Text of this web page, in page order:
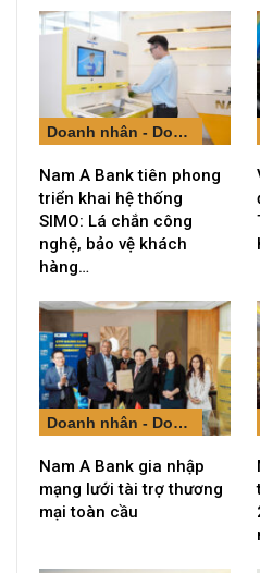
Doanh nhân - Doanh nghiệp
Nam A Bank tiên phong
triển khai hệ thống
SIMO: Lá chắn công
nghệ, bảo vệ khách
hàng…
Doanh nhân - Doanh nghiệp
Nam A Bank gia nhập
mạng lưới tài trợ thương
mại toàn cầu